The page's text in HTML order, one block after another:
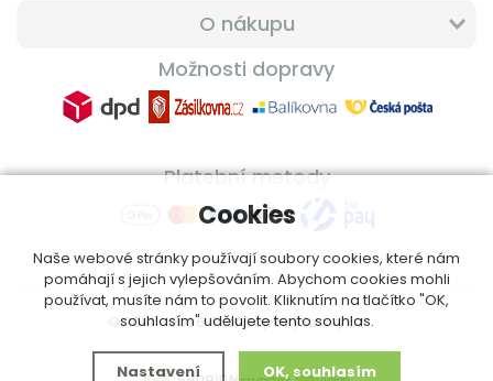
O nákupu
Možnosti dopravy
Platební metody
© 2014 - 2026, ProfiDoplnkyStravy.cz
Cookies
Naše webové stránky používají soubory cookies, které nám
pomáhají s jejich vylepšováním. Abychom cookies mohli
používat, musíte nám to povolit. Kliknutím na tlačítko "OK,
souhlasím" udělujete tento souhlas.
Nastavení OK, souhlasím